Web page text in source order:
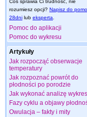
Coś sprawia Ci trudność, nie
rozumiesz opcji? Napisz do
28dni lub eksperta
Pomoc do aplikacji
Pomoc do wykresu
Artykuły
Jak rozpocząć obserwacje
temperatury
Jak rozpoznać powrót do
płodności po porodzie
Jak wykonać analizę
Fazy cyklu a objawy
Owulacja – fakty i mity